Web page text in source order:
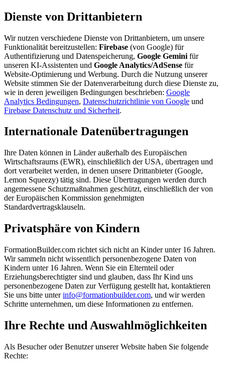
Dienste von Drittanbietern
Wir nutzen verschiedene Dienste von Drittanbietern, um unsere
Funktionalität bereitzustellen: Firebase (von Google) für
Authentifizierung und Datenspeicherung, Google Gemini für
unseren KI-Assistenten und Google Analytics/AdSense für
Website-Optimierung und Werbung. Durch die Nutzung unserer
Website stimmen Sie der Datenverarbeitung durch diese Dienste zu,
wie in deren jeweiligen Bedingungen beschrieben: Google
Analytics Bedingungen, Datenschutzrichtlinie von Google und
Firebase Datenschutz und Sicherheit.
Internationale Datenübertragungen
Ihre Daten können in Länder außerhalb des Europäischen
Wirtschaftsraums (EWR), einschließlich der USA, übertragen und
dort verarbeitet werden, in denen unsere Drittanbieter (Google,
Lemon Squeezy) tätig sind. Diese Übertragungen werden durch
angemessene Schutzmaßnahmen geschützt, einschließlich der von
der Europäischen Kommission genehmigten
Standardvertragsklauseln.
Privatsphäre von Kindern
FormationBuilder.com richtet sich nicht an Kinder unter 16 Jahren.
Wir sammeln nicht wissentlich personenbezogene Daten von
Kindern unter 16 Jahren. Wenn Sie ein Elternteil oder
Erziehungsberechtigter sind und glauben, dass Ihr Kind uns
personenbezogene Daten zur Verfügung gestellt hat, kontaktieren
Sie uns bitte unterinfo@formationbuilder.com, und wir werden
Schritte unternehmen, um diese Informationen zu entfernen.
Ihre Rechte und Auswahlmöglichkeiten
Als Besucher oder Benutzer unserer Website haben Sie folgende
Rechte: